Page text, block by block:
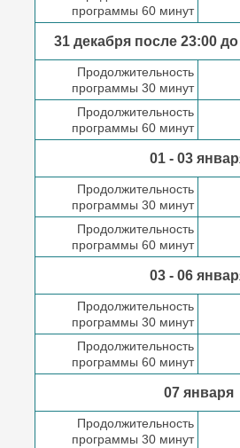
программы 60 минут
31 декабря после23:00 до
Продолжительность
программы 30 минут
Продолжительность
программы 60 минут
01 - 03
Продолжительность
программы 30 минут
Продолжительность
программы 60 минут
03 - 06
Продолжительность
программы 30 минут
Продолжительность
программы 60 минут
07 января
Продолжительность
программы 30 минут